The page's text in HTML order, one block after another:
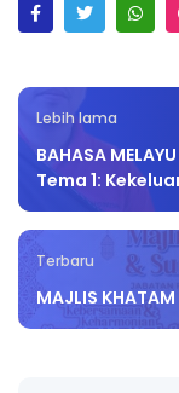
Lebih lama
BAHASA
Tema 1:
Terbaru
MAJLIS KHATAM